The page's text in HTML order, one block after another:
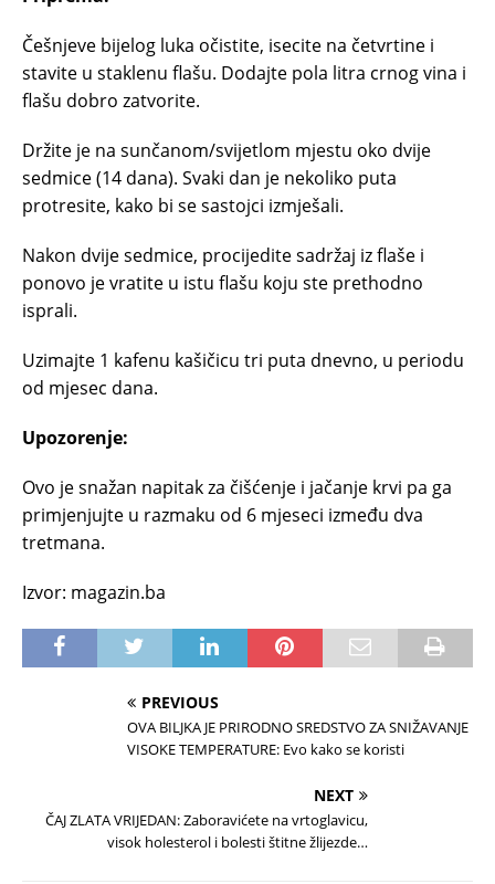
Češnjeve bijelog luka očistite, isecite na četvrtine i
stavite u staklenu flašu. Dodajte pola litra crnog vina i
flašu dobro zatvorite.
Držite je na sunčanom/svijetlom mjestu oko dvije
sedmice (14 dana). Svaki dan je nekoliko puta
protresite, kako bi se sastojci izmješali.
Nakon dvije sedmice, procijedite sadržaj iz flaše i
ponovo je vratite u istu flašu koju ste prethodno
isprali.
Uzimajte 1 kafenu kašičicu tri puta dnevno, u periodu
od mjesec dana.
Upozorenje:
Ovo je snažan napitak za čišćenje i jačanje krvi pa ga
primjenjujte u razmaku od 6 mjeseci između dva
tretmana.
Izvor: magazin.ba
PREVIOUS
OVA BILJKA JE PRIRODNO SREDSTVO ZA SNIŽAVANJE
VISOKE TEMPERATURE: Evo kako se koristi
NEXT
ČAJ ZLATA VRIJEDAN: Zaboravićete na vrtoglavicu,
visok holesterol i bolesti štitne žlijezde…